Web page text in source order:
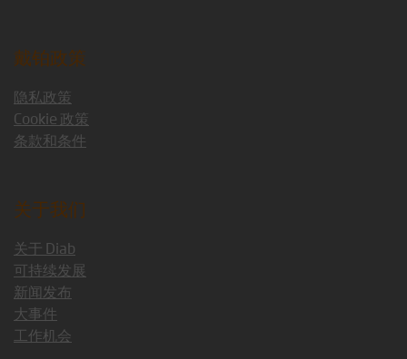
戴铂政策
隐私政策
Cookie 政策
条款和条件
关于我们
关于 Diab
可持续发展
新闻发布
大事件
工作机会